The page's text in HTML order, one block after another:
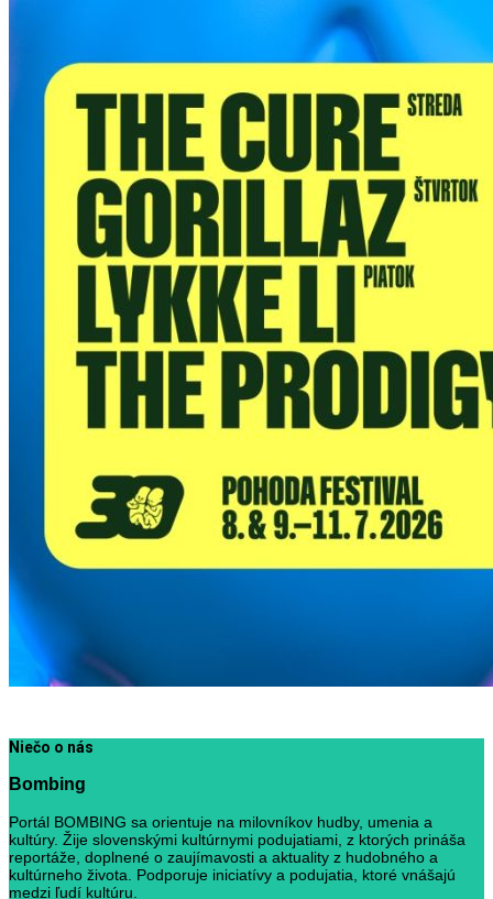
Niečo o nás
Bombing
Portál BOMBING sa orientuje na milovníkov hudby, umenia a
kultúry. Žije slovenskými kultúrnymi podujatiami, z ktorých prináša
reportáže, doplnené o zaujímavosti a aktuality z hudobného a
kultúrneho života. Podporuje iniciatívy a podujatia, ktoré vnášajú
medzi ľudí kultúru.